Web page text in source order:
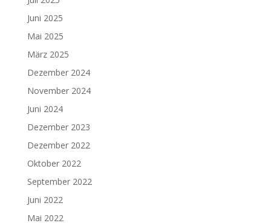
Juni 2025
Mai 2025
März 2025
Dezember 2024
November 2024
Juni 2024
Dezember 2023
Dezember 2022
Oktober 2022
September 2022
Juni 2022
Mai 2022